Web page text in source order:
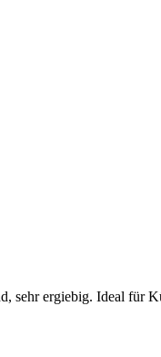
sehr ergiebig. Ideal für